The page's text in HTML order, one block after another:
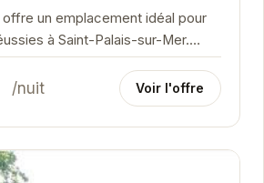
un emplacement idéal pour
à Saint-Palais-sur-Mer.
et du marché, vous pourrez...
/nuit Voir l'offre